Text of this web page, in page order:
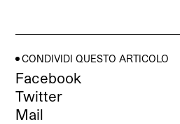
CONDIVIDI QUESTO ARTICOLO
Facebook
Twitter
Mail